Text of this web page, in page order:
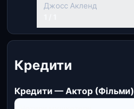
Джосс Акленд
Кредити
Кредити — Актор (Фільми)